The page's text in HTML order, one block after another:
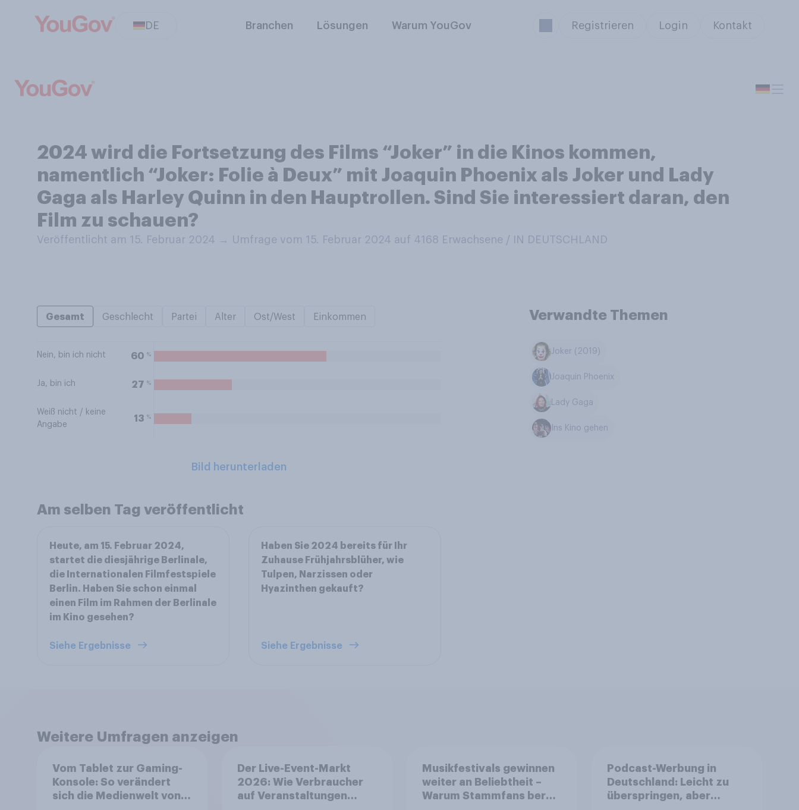
DE Branchen Lösungen Warum YouGov Registrieren Login Kontakt
2024 wird die Fortsetzung des Films “Joker” in die Kinos kommen,
namentlich “Joker: Folie à Deux” mit Joaquin Phoenix als Joker und Lady
Gaga als Harley Quinn in den Hauptrollen. Sind Sie interessiert daran, den
Film zu schauen?
Veröffentlicht am 15. Februar 2024 → Umfrage vom 15. Februar 2024 auf 4168 Erwachsene / IN DEUTSCHLAND
Gesamt Geschlecht Partei Alter Ost/West Einkommen
Nein, bin ich nicht 60 %
Ja, bin ich 27 %
Weiß nicht / keine
Angabe
13 %
Bild herunterladen
Verwandte Themen
Joker (2019)
Joaquin Phoenix
Lady Gaga
Ins Kino gehen
Am selben Tag veröffentlicht
Heute, am 15. Februar 2024,
startet die diesjährige Berlinale,
die Internationalen Filmfestspiele
Berlin. Haben Sie schon einmal
einen Film im Rahmen der Berlinale
im Kino gesehen?
Siehe Ergebnisse
Haben Sie 2024 bereits für Ihr
Zuhause Frühjahrsblüher, wie
Tulpen, Narzissen oder
Hyazinthen gekauft?
Siehe Ergebnisse
Weitere Umfragen anzeigen
Vom Tablet zur Gaming-
Konsole: So verändert
sich die Medienwelt von
Der Live-Event-Markt
2026: Wie Verbraucher
auf Veranstaltungen
Musikfestivals gewinnen
weiter an Beliebtheit –
Warum Stammfans bereit
Podcast-Werbung in
Deutschland: Leicht zu
überspringen, aber